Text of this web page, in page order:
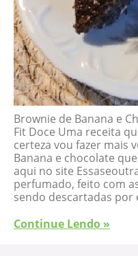
Brownie de Banana e
Fit Doce Uma receita
certeza vou fazer mais
Banana e chocolate
aqui no site
perfumado, feito com
sendo descartadas
Continue Lendo »